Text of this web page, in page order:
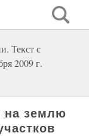
Текст с
2009 г.
на землю